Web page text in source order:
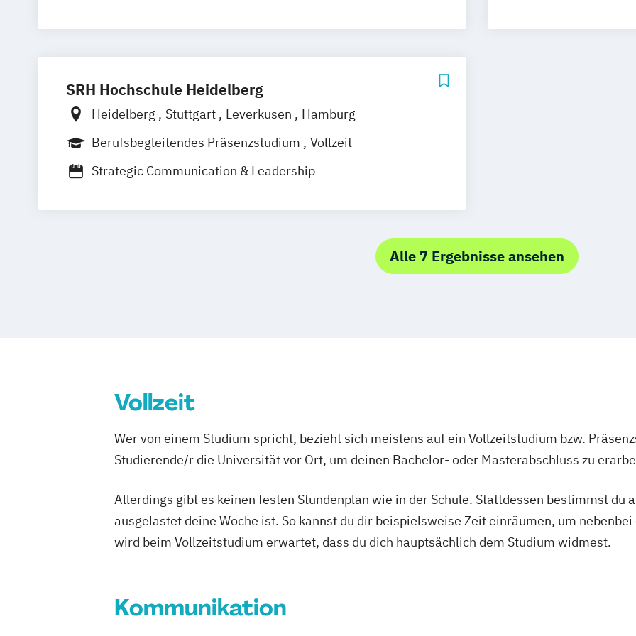
Medien- und Kommunikationsmanagement
Sportmarketing Strategisches Marketing
(DE/EN)
SRH Hochschule Heidelberg
Heidelberg Stuttgart Leverkusen
Hamburg
Berufsbegleitendes Präsenzstudium
Vollzeit
Strategic Communication & Leadership
Alle 7 Ergebnisse ansehen
Vollzeit
Wer von einem Studium spricht, bezieht sich meistens auf ein Vollzeitstudium bzw.
Studierende/r die Universität vor Ort, um deinen Bachelor- oder Masterabschluss zu
Allerdings gibt es keinen festen Stundenplan wie in der Schule. Stattdessen bestimmst du
ausgelastet deine Woche ist. So kannst du dir beispielsweise Zeit einräumen, um
wird beim Vollzeitstudium erwartet, dass du dich hauptsächlich dem Studium widmest.
Kommunikation